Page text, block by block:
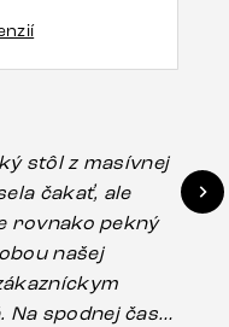
stôl z masívnej
čakať, ale
rovnako pekný
našej
Na spodnej časti